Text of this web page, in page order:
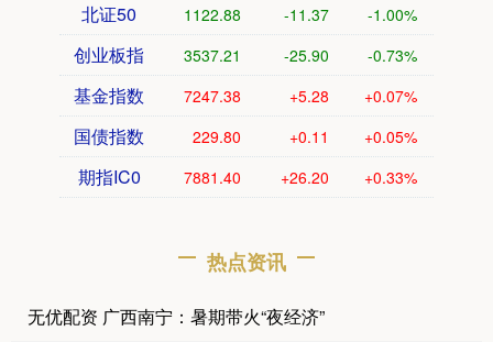
北证50 1122.88 -11.37 -1.00%
创业板指 3537.21 -25.90 -0.73%
基金指数 7247.38 +5.28 +0.07%
国债指数 229.80 +0.11 +0.05%
期指IC0 7881.40 +26.20 +0.33%
热点资讯
无优配资 广西南宁：暑期带火“夜经济”